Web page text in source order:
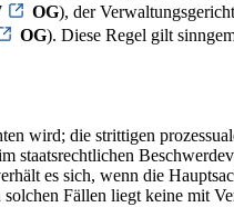
OG), der
OG). Diese Regel gilt
wird; die strittigen
staatsrechtlichen
es sich, wenn die
Fällen liegt keine mit